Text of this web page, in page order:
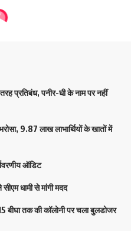
प्रतिबंध, पनीर-घी के नाम पर नहीं
9.87 लाख लाभार्थियों के खातों में
ऑडिट
धामी से मांगी मदद
बीघा तक की कॉलोनी पर चला बुलडोजर